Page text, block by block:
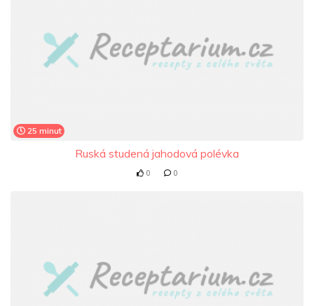
25 minut
Ruská studená jahodová polévka
0 0